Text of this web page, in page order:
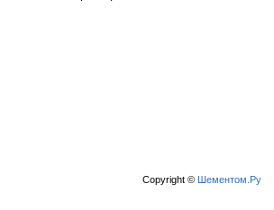
Copyright © Шементом.Ру